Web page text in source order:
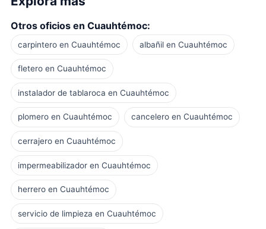
Otros oficios en Cuauhtémoc:
carpintero en Cuauhtémoc albañil en Cuauhtémoc
fletero en Cuauhtémoc
instalador de tablaroca en Cuauhtémoc
plomero en Cuauhtémoc cancelero en Cuauhtémoc
cerrajero en Cuauhtémoc
impermeabilizador en Cuauhtémoc
herrero en Cuauhtémoc
servicio de limpieza en Cuauhtémoc